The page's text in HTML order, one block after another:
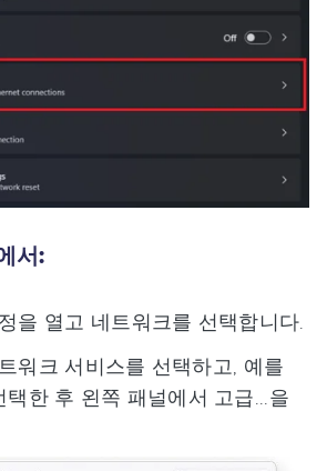
서:
을 열고 네트워크를 선택합니다.
워크 서비스를 선택하고, 예를
택한 후 왼쪽 패널에서 고급...을